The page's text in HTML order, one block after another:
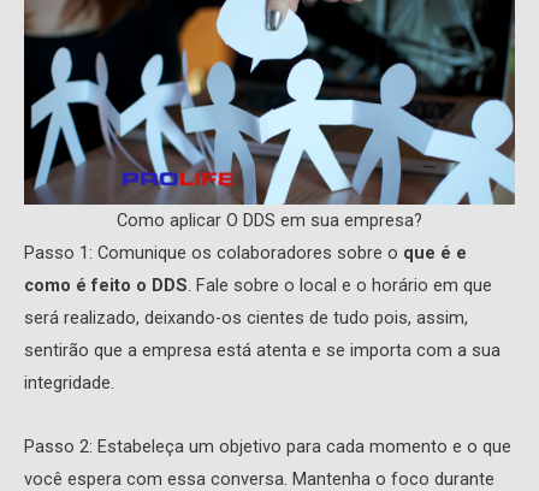
Como aplicar O DDS em sua empresa?
Passo 1: Comunique os colaboradores sobre o que é e
como é feito o DDS. Fale sobre o local e o horário em que
será realizado, deixando-os cientes de tudo pois, assim,
sentirão que a empresa está atenta e se importa com a sua
integridade.
Passo 2: Estabeleça um objetivo para cada momento e o que
você espera com essa conversa. Mantenha o foco durante